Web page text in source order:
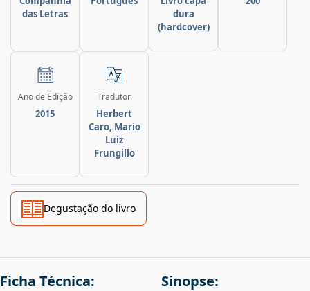
das Letras
dura
(hardcover)
Ano de Edição
2015
Tradutor
Herbert
Caro, Mario
Luiz
Frungillo
Degustação do livro
Ficha Técnica: Sinopse: